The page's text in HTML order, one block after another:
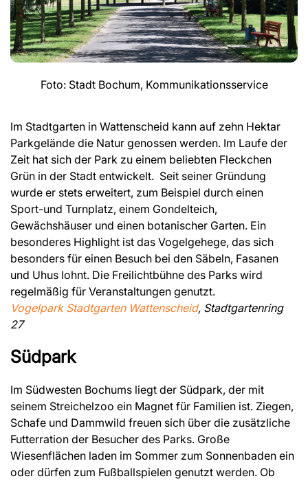
Foto: Stadt Bochum, Kommunikationsservice
Im Stadtgarten in Wattenscheid kann auf zehn Hektar
Parkgelände die Natur genossen werden. Im Laufe der
Zeit hat sich der Park zu einem beliebten Fleckchen
Grün in der Stadt entwickelt. Seit seiner Gründung
wurde er stets erweitert, zum Beispiel durch einen
Sport-und Turnplatz, einem Gondelteich,
Gewächshäuser und einen botanischer Garten. Ein
besonderes Highlight ist das Vogelgehege, das sich
besonders für einen Besuch bei den Säbeln, Fasanen
und Uhus lohnt. Die Freilichtbühne des Parks wird
regelmäßig für Veranstaltungen genutzt.
Vogelpark Stadtgarten Wattenscheid, Stadtgartenring
27
Südpark
Im Südwesten Bochums liegt der Südpark, der mit
seinem Streichelzoo ein Magnet für Familien ist. Ziegen,
Schafe und Dammwild freuen sich über die zusätzliche
Futterration der Besucher des Parks. Große
Wiesenflächen laden im Sommer zum Sonnenbaden ein
oder dürfen zum Fußballspielen genutzt werden. Ob